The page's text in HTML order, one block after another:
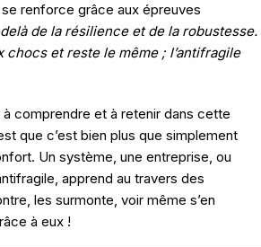
renforce grâce aux épreuves
de la résilience et de la robustesse.
chocs et reste le même ; l’antifragile
à comprendre et à retenir dans cette
que c’est bien plus que simplement
Un système, une entreprise, ou
apprend au travers des
les surmonte, voir même s’en
à eux !